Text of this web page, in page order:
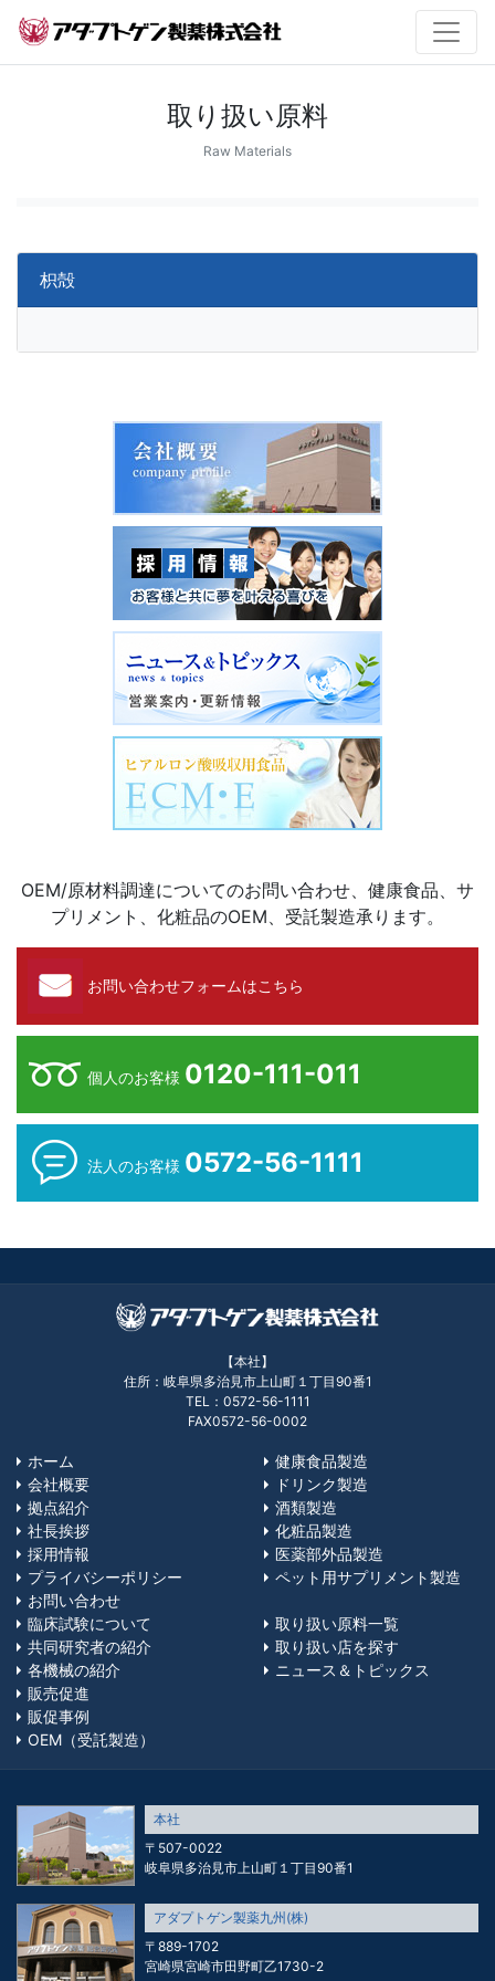
取り扱い原料
Raw Materials
枳殻
OEM/原材料調達についてのお問い合わせ、健康食品、サ
プリメント、化粧品のOEM、受託製造承ります。
お問い合わせフォームはこちら
個人のお客様 0120-111-011
法人のお客様 0572-56-1111
【本社】
住所：岐阜県多治見市上山町１丁目90番1
TEL：0572-56-1111
FAX0572-56-0002
ホーム
会社概要
拠点紹介
社長挨拶
採用情報
プライバシーポリシー
お問い合わせ
健康食品製造
ドリンク製造
酒類製造
化粧品製造
医薬部外品製造
ペット用サプリメント製造
臨床試験について
共同研究者の紹介
各機械の紹介
販売促進
販促事例
OEM（受託製造）
取り扱い原料一覧
取り扱い店を探す
ニュース＆トピックス
本社
〒507-0022
岐阜県多治見市上山町１丁目90番1
アダプトゲン製薬九州(株)
〒889-1702
宮崎県宮崎市田野町乙1730-2